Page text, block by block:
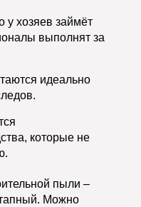
у хозяев займёт
выполнят за
идеально
которые не
пыли –
Можно